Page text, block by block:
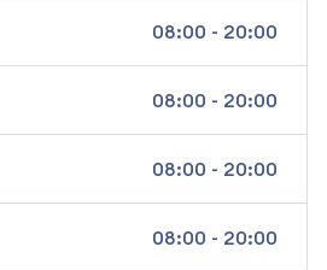
08:00 - 20:00
08:00 - 20:00
08:00 - 20:00
08:00 - 20:00